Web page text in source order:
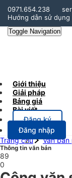
0971.654.238
Hướng dẫn sử dụng
Toggle Navigation
Giới thiệu
Giải pháp
Bảng giá
Bài viết
Đăng ký
Đăng nhập
Trang chủ
Văn
Thông tin văn bản
89
0